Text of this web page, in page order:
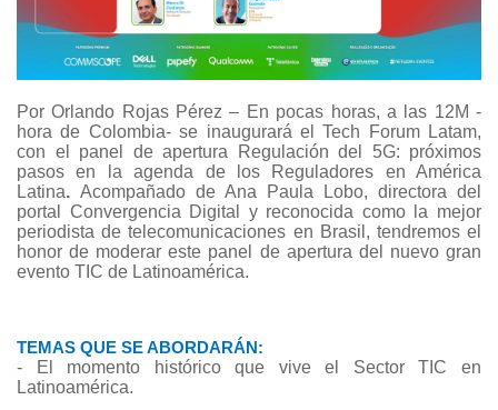
Por Orlando Rojas Pérez – En pocas horas, a las 12M -
hora de Colombia- se inaugurará el Tech Forum Latam,
con el panel de apertura Regulación del 5G: próximos
pasos en la agenda de los Reguladores en América
Latina. Acompañado de Ana Paula Lobo, directora del
portal Convergencia Digital y reconocida como la mejor
periodista de telecomunicaciones en Brasil, tendremos el
honor de moderar este panel de apertura del nuevo gran
evento TIC de Latinoamérica.
TEMAS QUE SE ABORDARÁN:
- El momento histórico que vive el Sector TIC en
Latinoamérica.